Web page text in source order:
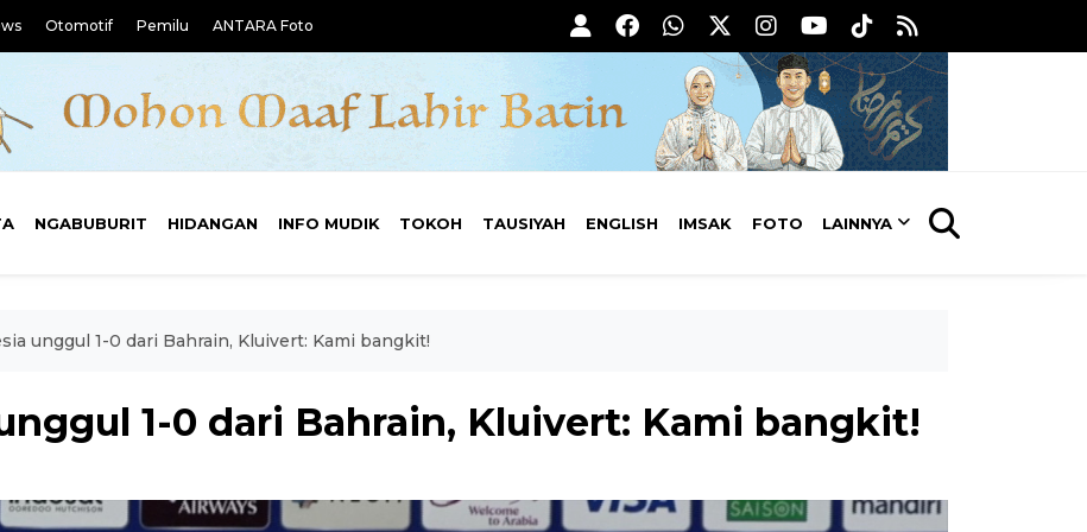
Otomotif Pemilu ANTARA Foto
NGABUBURIT HIDANGAN INFO MUDIK TOKOH TAUSIYAH ENGLISH IMSAK FOTO LAINNYA
unggul 1-0 dari Bahrain, Kluivert: Kami bangkit!
1-0 dari Bahrain, Kluivert: Kami bangkit!